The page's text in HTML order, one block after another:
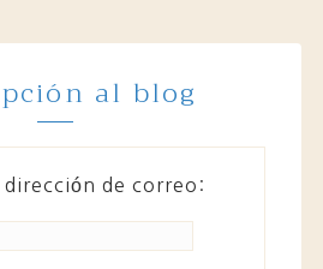
al blog
dirección de correo: